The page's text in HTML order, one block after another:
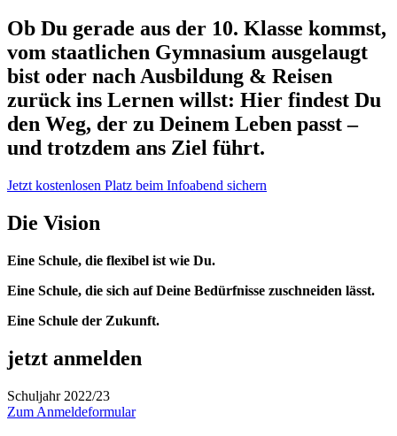
Ob Du gerade aus der 10. Klasse kommst,
vom staatlichen Gymnasium ausgelaugt
bist oder nach Ausbildung & Reisen
zurück ins Lernen willst: Hier findest Du
den Weg, der zu Deinem Leben passt –
und trotzdem ans Ziel führt.
Jetzt kostenlosen Platz beim Infoabend sichern
Die Vision
Eine Schule, die flexibel ist wie Du.
Eine Schule, die sich auf Deine Bedürfnisse zuschneiden lässt.
Eine Schule der Zukunft.
jetzt anmelden
Schuljahr 2022/23
Zum Anmeldeformular